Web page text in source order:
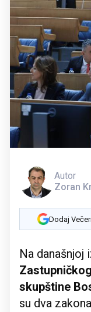
Autor
Zoran
Dodaj
Na današnjoj
skupštine
su dva